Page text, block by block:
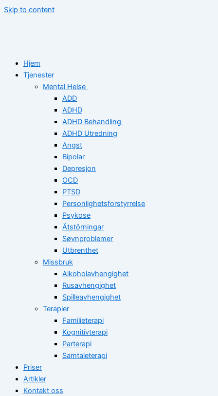
Skip to content
Hjem
Tjenester
Mental Helse
ADD
ADHD
ADHD Behandling
ADHD Utredning
Angst
Bipolar
Depresjon
OCD
PTSD
Personlighetsforstyrrelse
Psykose
Ätstörningar
Søvnproblemer
Utbrenthet
Missbruk
Alkoholavhengighet
Rusavhengighet
Spilleavhengighet
Terapier
Familieterapi
Kognitivterapi
Parterapi
Samtaleterapi
Priser
Artikler
Kontakt oss